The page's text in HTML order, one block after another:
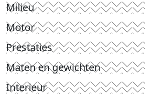
Milieu
Motor
Prestaties
Maten en gewichten
Interieur